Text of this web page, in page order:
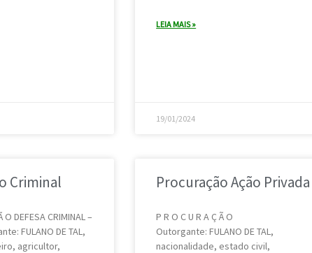
LEIA MAIS »
19/01/2024
Criminal
O DEFESA CRIMINAL –
FULANO DE TAL,
agricultor,
Procuração Ação Privada
P R O C U R A Ç Ã O
Outorgante: FULANO DE TAL,
nacionalidade, estado civil,